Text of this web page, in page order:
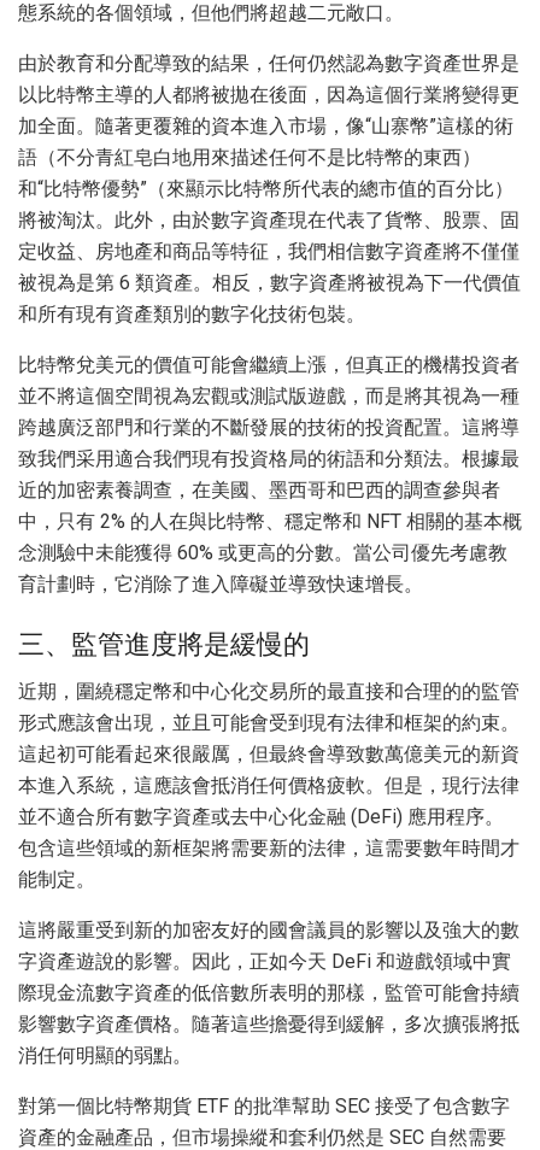
態系統的各個領域，但他們將超越二元敞口。
由於教育和分配導致的結果，任何仍然認為數字資產世界是
以比特幣主導的人都將被拋在後面，因為這個行業將變得更
加全面。隨著更覆雜的資本進入市場，像“山寨幣”這樣的術
語（不分青紅皂白地用來描述任何不是比特幣的東西）
和“比特幣優勢”（來顯示比特幣所代表的總市值的百分比）
將被淘汰。此外，由於數字資產現在代表了貨幣、股票、固
定收益、房地產和商品等特征，我們相信數字資產將不僅僅
被視為是第 6 類資產。相反，數字資產將被視為下一代價值
和所有現有資產類別的數字化技術包裝。
比特幣兌美元的價值可能會繼續上漲，但真正的機構投資者
並不將這個空間視為宏觀或測試版遊戲，而是將其視為一種
跨越廣泛部門和行業的不斷發展的技術的投資配置。這將導
致我們采用適合我們現有投資格局的術語和分類法。根據最
近的加密素養調查，在美國、墨西哥和巴西的調查參與者
中，只有 2% 的人在與比特幣、穩定幣和 NFT 相關的基本概
念測驗中未能獲得 60% 或更高的分數。當公司優先考慮教
育計劃時，它消除了進入障礙並導致快速增長。
三、監管進度將是緩慢的
近期，圍繞穩定幣和中心化交易所的最直接和合理的的監管
形式應該會出現，並且可能會受到現有法律和框架的約束。
這起初可能看起來很嚴厲，但最終會導致數萬億美元的新資
本進入系統，這應該會抵消任何價格疲軟。但是，現行法律
並不適合所有數字資產或去中心化金融 (DeFi) 應用程序。
包含這些領域的新框架將需要新的法律，這需要數年時間才
能制定。
這將嚴重受到新的加密友好的國會議員的影響以及強大的數
字資產遊說的影響。因此，正如今天 DeFi 和遊戲領域中實
際現金流數字資產的低倍數所表明的那樣，監管可能會持續
影響數字資產價格。隨著這些擔憂得到緩解，多次擴張將抵
消任何明顯的弱點。
對第一個比特幣期貨 ETF 的批準幫助 SEC 接受了包含數字
資產的金融產品，但市場操縱和套利仍然是 SEC 自然需要